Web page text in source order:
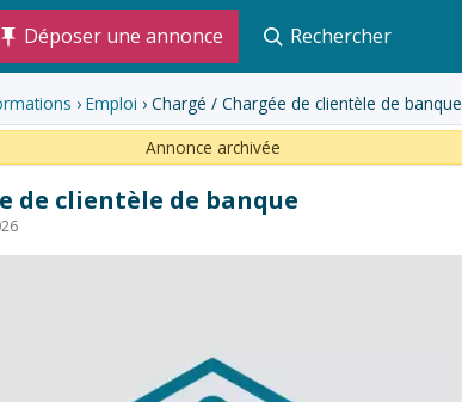
Déposer une annonce Rechercher
› Emploi › Chargé / Chargée de clientèle de banque
Annonce archivée
de clientèle de banque